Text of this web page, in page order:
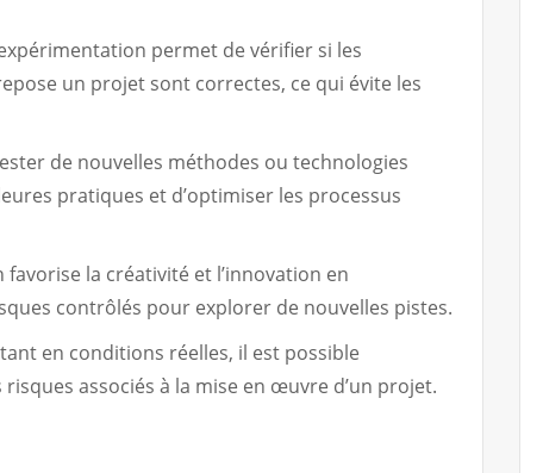
permet de vérifier si les
un projet sont correctes, ce qui évite les
de nouvelles méthodes ou technologies
pratiques et d’optimiser les processus
favorise la créativité et l’innovation en
contrôlés pour explorer de nouvelles pistes.
en conditions réelles, il est possible
associés à la mise en œuvre d’un projet.